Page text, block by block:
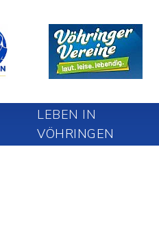
LEBEN IN
VÖHRINGEN